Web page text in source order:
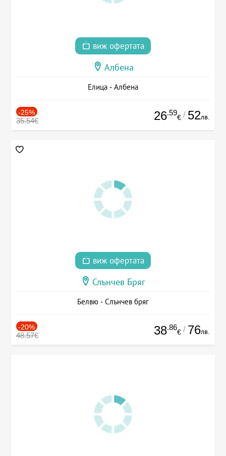
виж офертата
Албена
Елица - Албена
-25%
35.54€ 26.59
€ / 52лв.
виж офертата
Слънчев Бряг
Белвю - Слънчев бряг
-20%
48.57€ 38.86
€ / 76лв.